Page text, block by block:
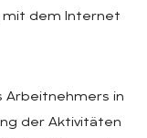
mit dem Internet
Arbeitnehmers in
der Aktivitäten